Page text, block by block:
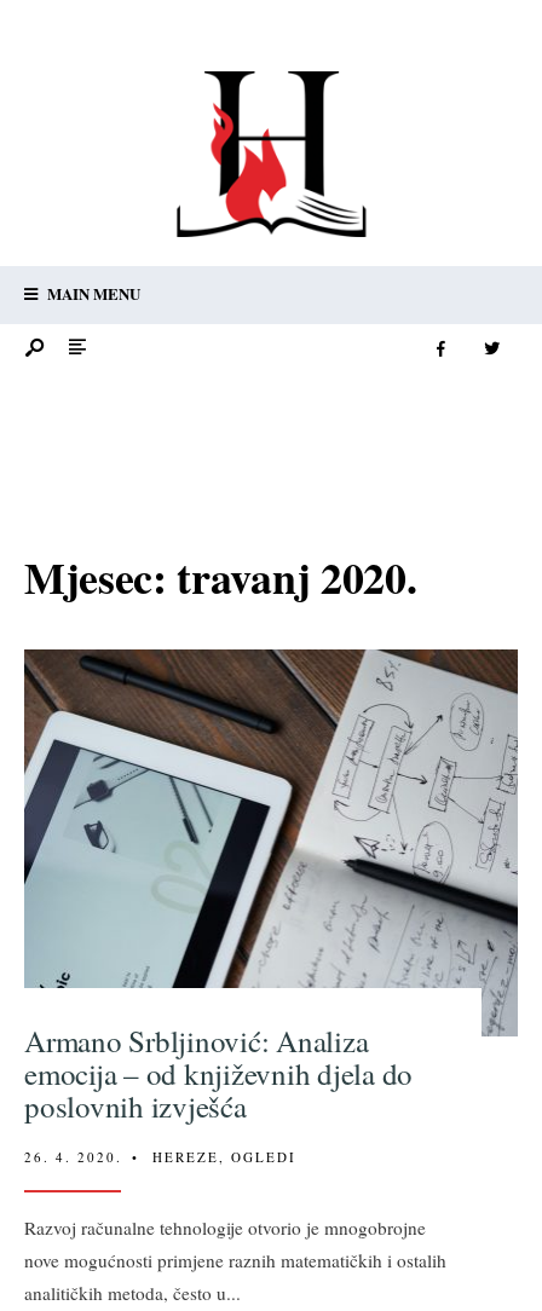
MAIN MENU
Mjesec:travanj 2020.
Armano Srbljinović: Analiza
emocija – od književnih djela do
poslovnih izvješća
26. 4. 2020. • HEREZE OGLEDI
Razvoj računalne tehnologije otvorio je mnogobrojne
nove mogućnosti primjene raznih matematičkih i ostalih
analitičkih metoda, često u...